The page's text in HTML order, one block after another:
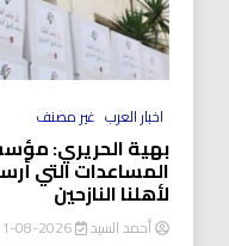
اخبار العرب غير مصنف
بهية الحريري:
المساعدات التي
لأهلنا النازحين
أحمد السيد 2026-08-01